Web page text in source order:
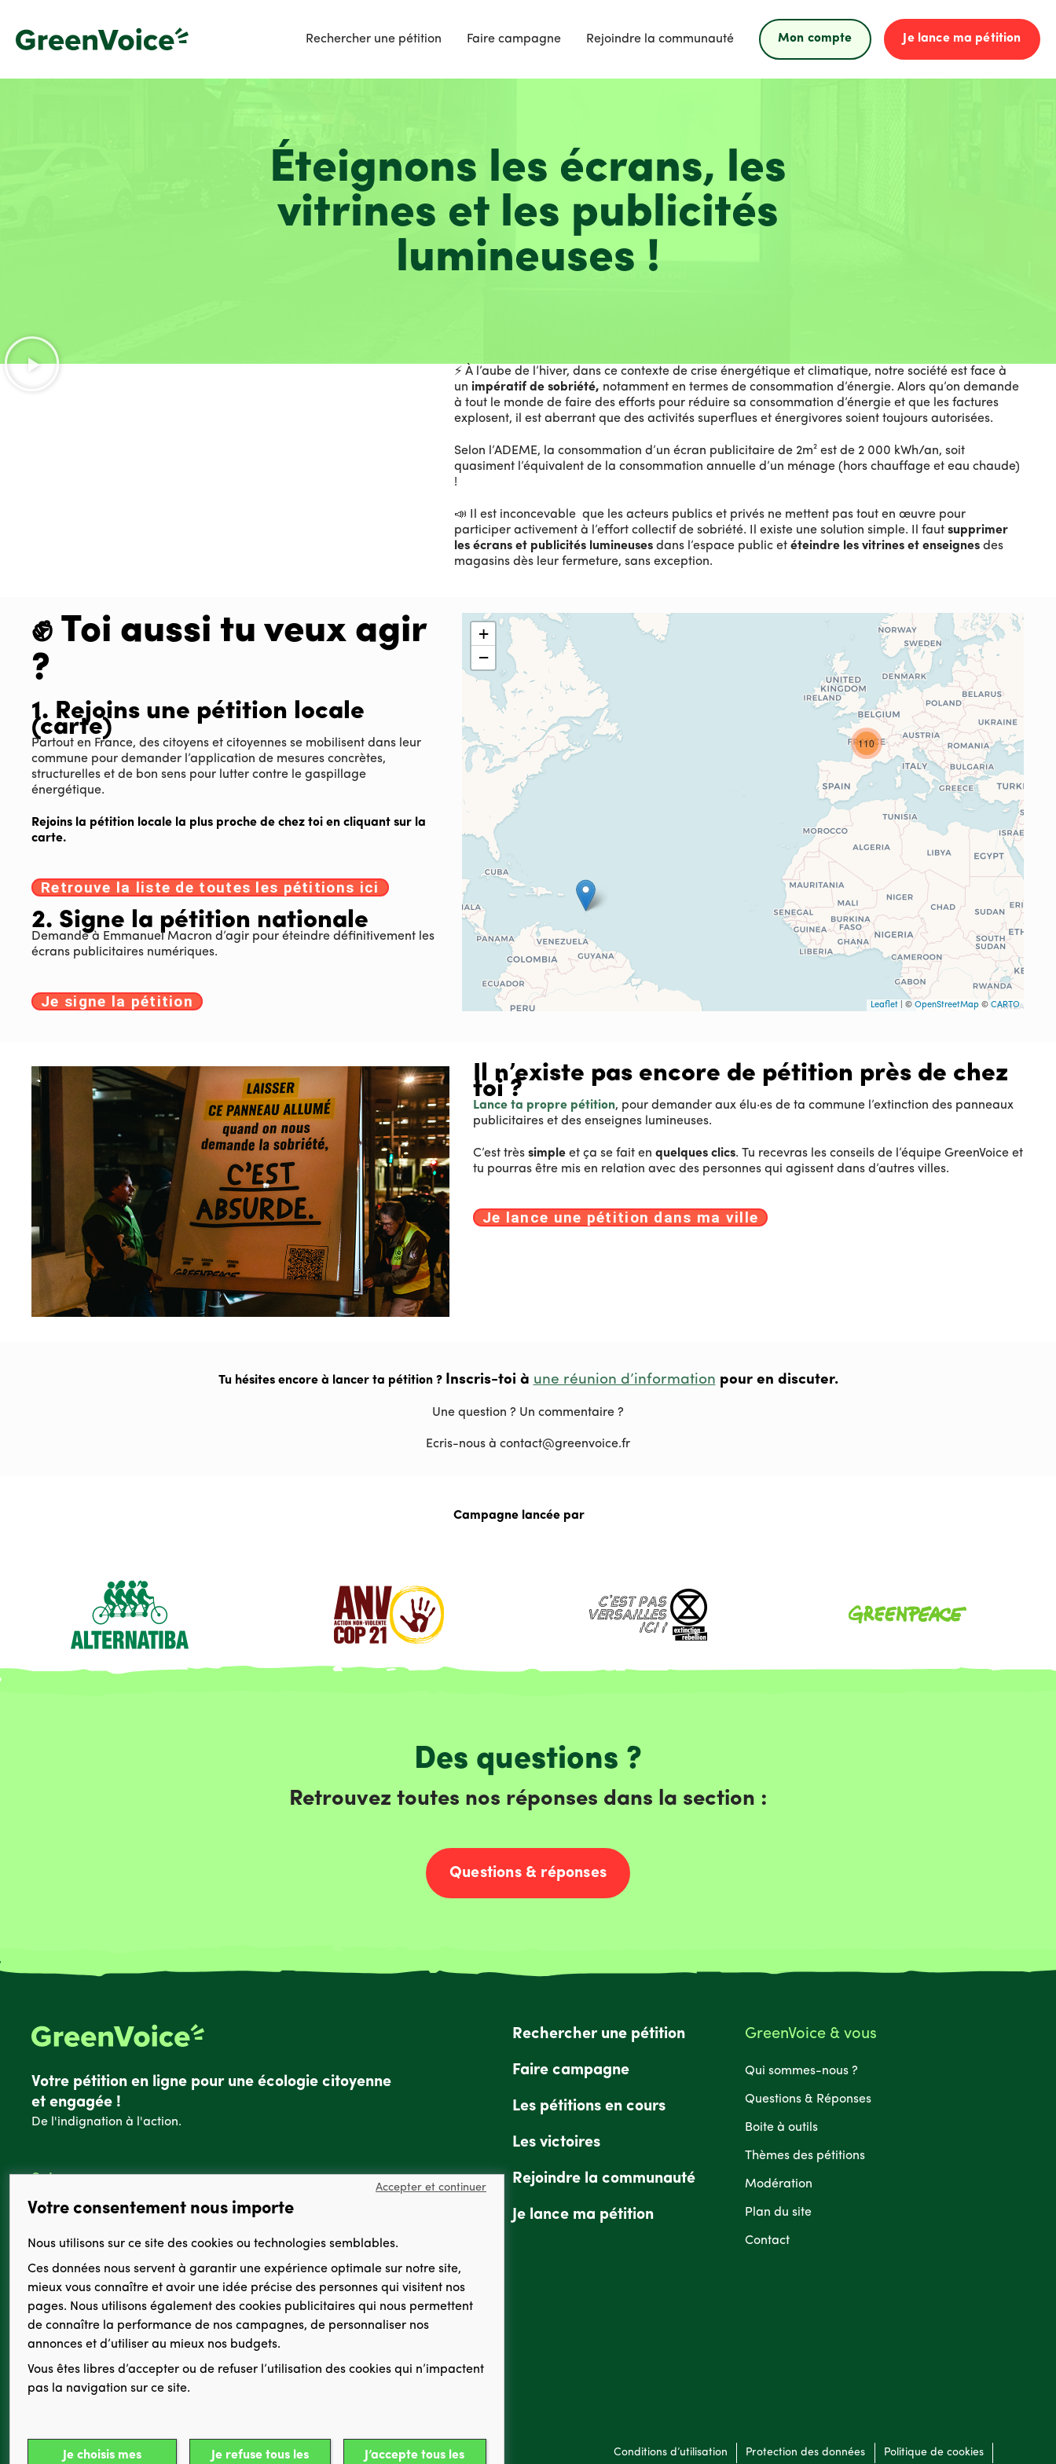
Accepter et continuer
Votre consentement nous importe
Nous utilisons sur ce site des cookies ou technologies semblables.
Ces données nous servent à garantir une expérience optimale sur notre site,
mieux vous connaître et avoir une idée précise des personnes qui visitent nos
pages. Nous utilisons également des cookies publicitaires qui nous permettent
de connaître la performance de nos campagnes, de personnaliser nos
annonces et d’utiliser au mieux nos budgets.
Vous êtes libres d’accepter ou de refuser l’utilisation des cookies qui n’impactent
pas la navigation sur ce site.
Cookies de fonctionnement (obligatoires) en savoir plus
Je choisis mes Je refuse tous les J’accepte tous les
Rechercher une pétition Faire campagne Rejoindre la communauté Mon compte Je lance ma pétition
Éteignons les écrans, les
vitrines et les publicités
lumineuses !
⚡️ À l’aube de l’hiver, dans ce contexte de crise énergétique et climatique, notre société est face à
un impératif de sobriété, notamment en termes de consommation d’énergie. Alors qu’on demande
à tout le monde de faire des efforts pour réduire sa consommation d’énergie et que les factures
explosent, il est aberrant que des activités superflues et énergivores soient toujours autorisées.
Selon l’ADEME, l a consommation d’un écran publicitaire de 2m² est de 2 000 kWh/an, soit
quasiment l’équivalent de la consommation annuelle d’un ménage (hors chauffage et eau chaude)
!
📣 Il est inconcevable que les acteurs publics et privés ne mettent pas tout en œuvre pour
participer activement à l’effort collectif de sobriété. Il existe une solution simple. Il faut supprimer
les écrans et publicités lumineuses dans l’espace public et éteindre les vitrines et enseignes des
magasins dès leur fermeture, sans exception.
✊ Toi aussi tu veux agir
?
1. Rejoins une pétition locale
(carte)
Partout en France, des citoyens et citoyennes se mobilisent dans leur
commune pour demander l’application de mesures concrètes,
structurelles et de bon sens pour lutter contre le gaspillage
énergétique.
Rejoins la pétition locale la plus proche de chez toi en cliquant sur la
carte.
Retrouve la liste de toutes les pétitions ici
2. Signe la pétition nationale
Demande à Emmanuel Macron d’agir pour éteindre définitivement les
écrans publicitaires numériques.
Je signe la pétition
110
+
−
Leaflet| © OpenStreetMap© CARTO
Il n’existe pas encore de pétition près de chez
toi ?
Lance ta propre pétition, pour demander aux élu·es de ta commune l’extinction des panneaux
publicitaires et des enseignes lumineuses.
C’est très simpleet ça se fait en quelques clics. Tu recevras les conseils de l’équipe GreenVoice et
tu pourras être mis en relation avec des personnes qui agissent dans d’autres villes.
Je lance une pétition dans ma ville
Tu hésites encore à lancer ta pétition ? Inscris-toi à une réunion d’information pour en discuter.
Une question ? Un commentaire ?
Ecris-nous à contact@greenvoice.fr
Campagne lancée par
Des questions ?
Retrouvez toutes nos réponses dans la section :
Questions & réponses
Votre pétition en ligne pour une écologie citoyenne
et engagée !
De l'indignation à l'action.
Suivez-nous :
Newsletter :
Découvrez la newsletter de GreenVoice et agissons ensemble.
Je m'inscris
Rechercher une pétition
Faire campagne
Les pétitions en cours
Les victoires
Rejoindre la communauté
Je lance ma pétition
GreenVoice & vous
Qui sommes-nous ?
Questions & Réponses
Boite à outils
Thèmes des pétitions
Modération
Plan du site
Contact
© Greenpeace France 2026 - GreenVoice est une plateforme de pétitions propulsée par Greenpeace France. Conditions d’utilisation Protection des données Politique de cookies